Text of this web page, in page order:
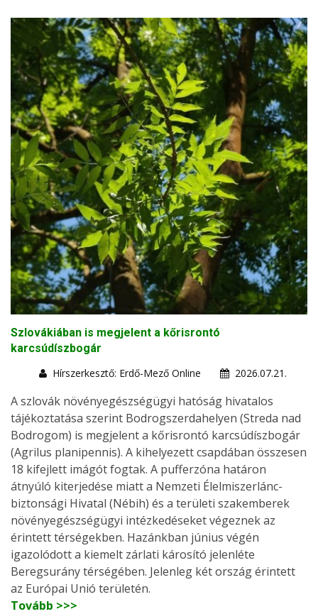
Szlovákiában is megjelent a kőrisrontó
karcsúdíszbogár
Hírszerkesztő: Erdő-Mező Online
2026.07.21.
A szlovák növényegészségügyi hatóság hivatalos
tájékoztatása szerint Bodrogszerdahelyen (Streda nad
Bodrogom) is megjelent a kőrisrontó karcsúdíszbogár
(Agrilus planipennis). A kihelyezett csapdában összesen
18 kifejlett imágót fogtak. A pufferzóna határon
átnyúló kiterjedése miatt a Nemzeti Élelmiszerlánc-
biztonsági Hivatal (Nébih) és a területi szakemberek
növényegészségügyi intézkedéseket végeznek az
érintett térségekben. Hazánkban június végén
igazolódott a kiemelt zárlati károsító jelenléte
Beregsurány térségében. Jelenleg két ország érintett
az Európai Unió területén.
Tovább >>>